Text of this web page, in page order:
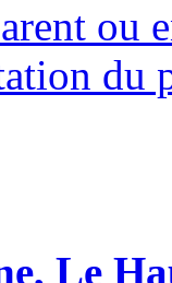
ou
du
Le